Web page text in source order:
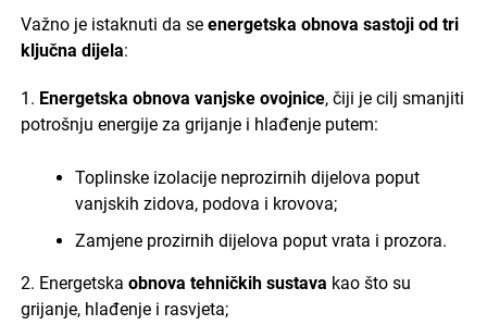
Važno je istaknuti da se energetska obnova sastoji od tri
ključna dijela:
1. Energetska obnova vanjske ovojnice, čiji je cilj smanjiti
potrošnju energije za grijanje i hlađenje putem:
Toplinske izolacije neprozirnih dijelova poput
vanjskih zidova, podova i krovova;
Zamjene prozirnih dijelova poput vrata i prozora.
2. Energetska obnova tehničkih sustava kao što su
grijanje, hlađenje i rasvjeta;